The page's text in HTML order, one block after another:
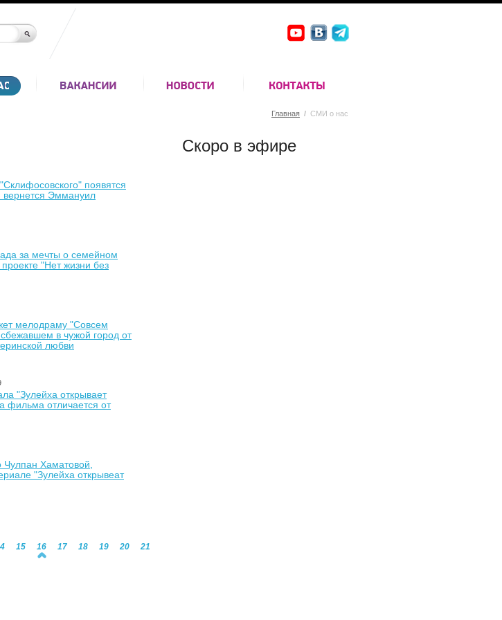
Главная / СМИ о нас
появятся
вернется Эммануил
за мечты о семейном
"Нет жизни без
мелодраму "Совсем
в чужой город от
любви
"Зулейха открывает
фильма отличается от
Чулпан Хаматовой,
"Зулейха открывеат
15 16 17 18 19 20
21
Скоро в эфире